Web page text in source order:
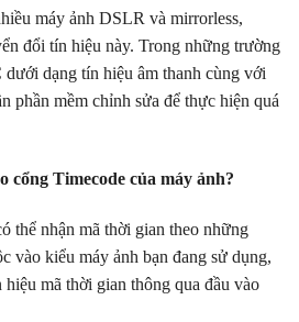
máy ảnh DSLR và mirrorless,
đổi tín hiệu này. Trong những trường
dạng tín hiệu âm thanh cùng với
phần mềm chỉnh sửa để thực hiện quá
cổng Timecode của máy ảnh?
thể nhận mã thời gian theo những
vào kiểu máy ảnh bạn đang sử dụng,
mã thời gian thông qua đầu vào